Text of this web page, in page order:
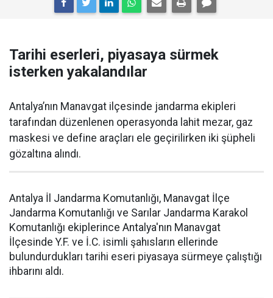
Tarihi eserleri, piyasaya sürmek
isterken yakalandılar
Antalya’nın Manavgat ilçesinde jandarma ekipleri
tarafından düzenlenen operasyonda lahit mezar, gaz
maskesi ve define araçları ele geçirilirken iki şüpheli
gözaltına alındı.
Antalya İl Jandarma Komutanlığı, Manavgat İlçe
Jandarma Komutanlığı ve Sarılar Jandarma Karakol
Komutanlığı ekiplerince Antalya'nın Manavgat
İlçesinde Y.F. ve İ.C. isimli şahısların ellerinde
bulundurdukları tarihi eseri piyasaya sürmeye çalıştığı
ihbarını aldı.